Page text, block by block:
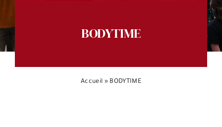
BODYTIME
Accueil » BODYTIME